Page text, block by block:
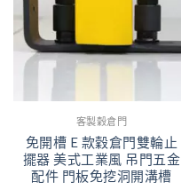
客製穀倉門
免開槽 E 款穀倉門雙輪止
擺器 美式工業風 吊門五金
配件 門板免挖洞開溝槽